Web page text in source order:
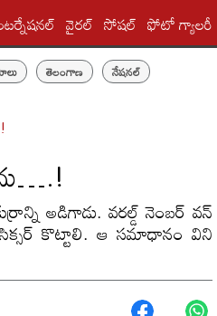
వైరల్ సోషల్ ఫోటో గ్యాలరీ
తెలంగాణ నేషనల్
అడిగాడు. వరల్డ్ నెంబర్ వన్
కొట్టాలి. ఆ సమాధానం విని